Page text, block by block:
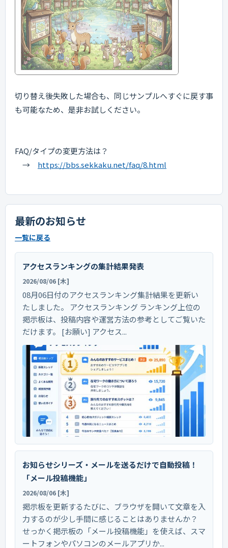
切り替え後失敗した場合も、同じサンプルへすぐに戻す事
も可能なため、是非お試しください。
FAQ/タイプの変更方法は？
→ https://bbs.sekkaku.net/faq/8.html
最新のお知らせ
一覧に戻る
アクセスランキングの集計結果発表
2026/08/06 [木]
08月06日付のアクセスランキング集計結果を更新い
たしました。 アクセスランキング ランキング上位の
掲示板は、投稿内容や運営方法の参考としてご覧いた
だけます。 [お願い] アクセス...
お知らせシリーズ・メールを送るだけで自動投稿！
「メール投稿機能」
2026/08/06 [木]
掲示板を更新するたびに、ブラウザを開いて文章を入
力するのが少し手間に感じることはありませんか？
せっかく掲示板の「メール投稿機能」を使えば、スマ
ートフォンやパソコンのメールアプリか...